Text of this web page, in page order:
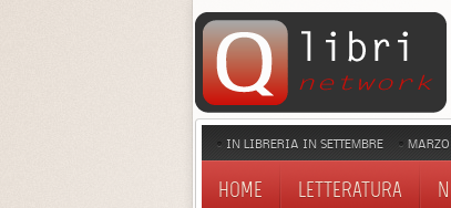
IN LIBRERIA IN SETTEMBRE MARZO
HOME LETTERATURA